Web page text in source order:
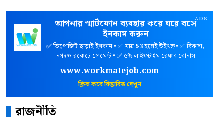
ADS
আপনার স্মার্টফোন ব্যবহার করে ঘরে বসে
ইনকাম করুন
✅ ডিপোজিট ছাড়াই ইনকাম • ✅ মাত্র$3হলেই উইথড্র • ✅ বিকাশ,
নগদ ও রকেটে পেমেন্ট • ✅ ৫% লাইফটাইম রেফার বোনাস
www.workmatejob.com
ক্লিক করে বিস্তারিত দেখুন
রাজনীতি